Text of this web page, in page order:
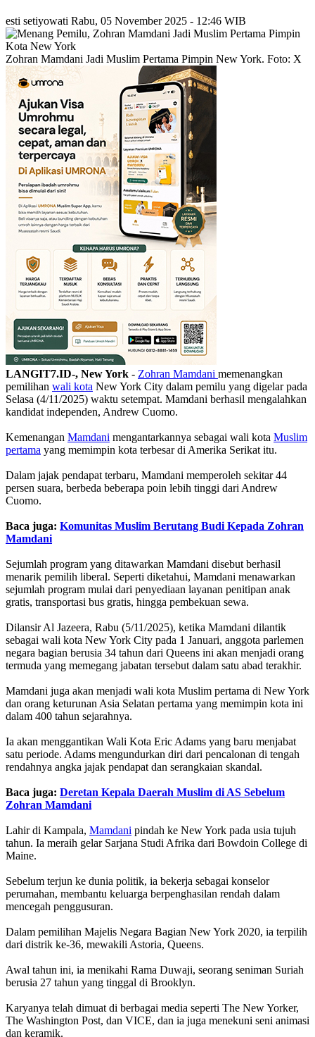
esti setiyowati Rabu, 05 November 2025 - 12:46 WIB
Zohran Mamdani Jadi Muslim Pertama Pimpin New York. Foto: X
LANGIT7.ID-, New York - Zohran Mamdani memenangkan
pemilihan wali kota New York City dalam pemilu yang digelar pada
Selasa (4/11/2025) waktu setempat. Mamdani berhasil mengalahkan
kandidat independen, Andrew Cuomo.
Kemenangan Mamdani mengantarkannya sebagai wali kota Muslim
pertama yang memimpin kota terbesar di Amerika Serikat itu.
Dalam jajak pendapat terbaru, Mamdani memperoleh sekitar 44
persen suara, berbeda beberapa poin lebih tinggi dari Andrew
Cuomo.
Baca juga: Komunitas Muslim Berutang Budi Kepada Zohran
Mamdani
Sejumlah program yang ditawarkan Mamdani disebut berhasil
menarik pemilih liberal. Seperti diketahui, Mamdani menawarkan
sejumlah program mulai dari penyediaan layanan penitipan anak
gratis, transportasi bus gratis, hingga pembekuan sewa.
Dilansir Al Jazeera, Rabu (5/11/2025), ketika Mamdani dilantik
sebagai wali kota New York City pada 1 Januari, anggota parlemen
negara bagian berusia 34 tahun dari Queens ini akan menjadi orang
termuda yang memegang jabatan tersebut dalam satu abad terakhir.
Mamdani juga akan menjadi wali kota Muslim pertama di New York
dan orang keturunan Asia Selatan pertama yang memimpin kota ini
dalam 400 tahun sejarahnya.
Ia akan menggantikan Wali Kota Eric Adams yang baru menjabat
satu periode. Adams mengundurkan diri dari pencalonan di tengah
rendahnya angka jajak pendapat dan serangkaian skandal.
Baca juga: Deretan Kepala Daerah Muslim di AS Sebelum
Zohran Mamdani
Lahir di Kampala, Mamdani pindah ke New York pada usia tujuh
tahun. Ia meraih gelar Sarjana Studi Afrika dari Bowdoin College di
Maine.
Sebelum terjun ke dunia politik, ia bekerja sebagai konselor
perumahan, membantu keluarga berpenghasilan rendah dalam
mencegah penggusuran.
Dalam pemilihan Majelis Negara Bagian New York 2020, ia terpilih
dari distrik ke-36, mewakili Astoria, Queens.
Awal tahun ini, ia menikahi Rama Duwaji, seorang seniman Suriah
berusia 27 tahun yang tinggal di Brooklyn.
Karyanya telah dimuat di berbagai media seperti The New Yorker,
The Washington Post, dan VICE, dan ia juga menekuni seni animasi
dan keramik.